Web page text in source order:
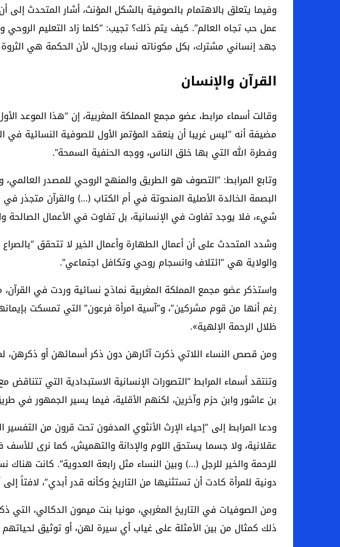
وفيما يتعلق بالاهتمام بالصوفية بالشكل المؤنث، أشار المتحدث
عمل حب تجاه العالم”. كيف يتم ذلك؟ تجيب: “كلما زاد التعليم
جهد إنساني مشترك، بكل مكوناته نساء ورجال، لأن الحكمة هي
القرآن والإنسان
وقالت أسماء مرابط، عضو مجمع المملكة المغربية، إن “هذا الموعد
مضيفة أنه “ليس غريبا أن ينعقد المؤتمر الأول للصوفية النسائية في
وفطرة الله التي بها خلق الناس، ووجه الحنفية السمحة”.
وتابع المرابط: “التصوف هو الطريق والمنهج الروحي للمصدر
البصمة الخالدة الأصلية المنحوتة في أم الكتاب (…) والقرآن متجذر
شيء، فلا يوجد تفاوت في الإنسانية، بل تفاوت في الأعمال الصالحة
وشدد المتحدث على أن أعمال الطهارة وأعمال الخير لا تتحقق
والولاية هي “ائتلاف وانسجام روحي وتكافل اجتماعي”.
واستذكر عضو مجمع المملكة المغربية نماذج نسائية وردت في
رغم أنها من قوم مشركين”، و”آسية امرأة فرعون” التي تمسكت
ظلال الرحمة الإلهية».
ومن قصص النساء اللاتي ذكرت آثارهن دون ذكر أسمائهن أو ذكرهن،
وتنتقد أسماء المرابط “التصورات الإنسانية الاستبدادية التي
بن عاشور وابن حزم وآخرين، لكنهم الأقلية، فيما يسير الجمهور في
ودعا المرابط إلى “إحياء الإرث الأنثوي المدفون تحت قرون من
عقلانية، ولا جسما يستحق اللوم والإدانة والتهميش، كما نرى للأسف
للرحمة والخير للرجل (…) وبين النساء مثل رابعة العدوية”. كانت هناك
دونية للمرأة كادت أن تستثنيها من التاريخ وكأنه قدر أبدي”، لافتاً
ومن الصوفيات في التاريخ المغربي، مونيا بنت ميمون الدكالي،
ذلك كمثال من بين الأمثلة على غياب أي سيرة لهن، أو توثيق